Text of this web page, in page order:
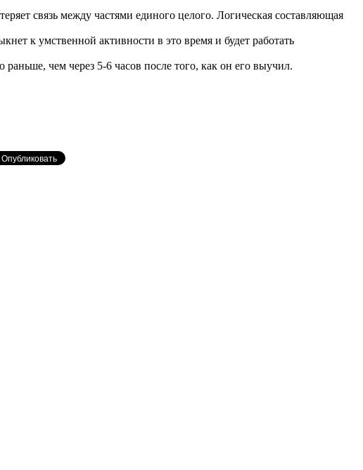
связь между частями единого целого. Логическая составляющая
к умственной активности в это время и будет работать
чем через 5-6 часов после того, как он его выучил.